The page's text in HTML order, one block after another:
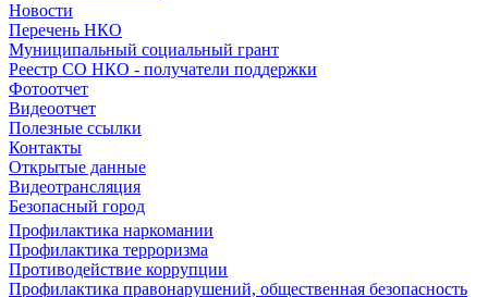
Новости
Перечень НКО
Муниципальный социальный грант
Реестр СО НКО - получатели поддержки
Фотоотчет
Видеоотчет
Полезные ссылки
Контакты
Открытые данные
Видеотрансляция
Безопасный город
Профилактика наркомании
Профилактика терроризма
Противодействие коррупции
Профилактика правонарушений, общественная безопасность